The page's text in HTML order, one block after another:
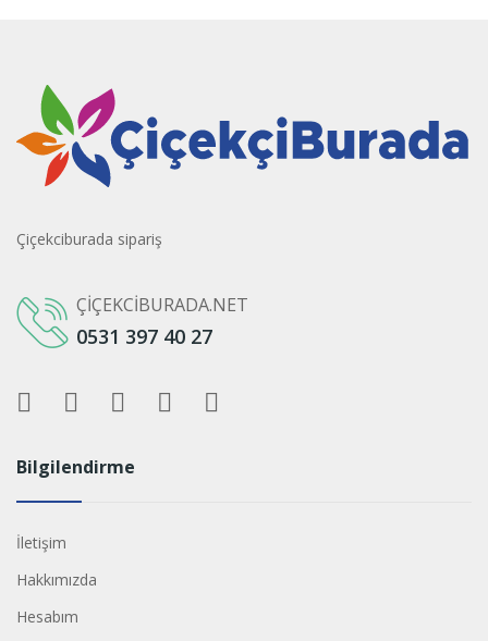
Çiçekciburada sipariş
ÇIÇEKCIBURADA.NET
0531 397 40 27
Bilgilendirme
İletişim
Hakkımızda
Hesabım